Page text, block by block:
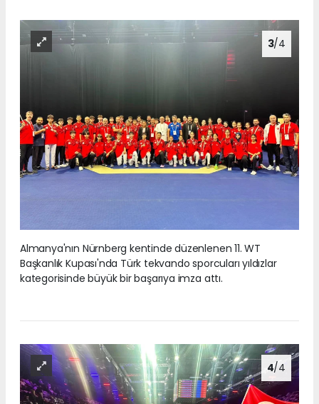
3/4
Almanya'nın Nürnberg kentinde düzenlenen 11. WT
Başkanlık Kupası'nda Türk tekvando sporcuları yıldızlar
kategorisinde büyük bir başarıya imza attı.
4/4